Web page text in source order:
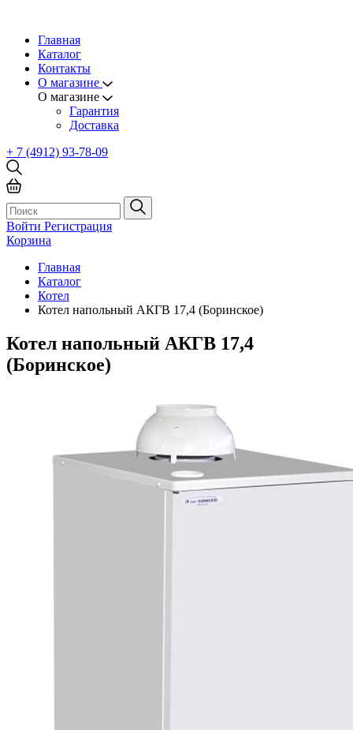
Главная
Каталог
Контакты
О магазине
О магазине
Гарантия
Доставка
+ 7 (4912) 93-78-09
Войти Регистрация
Корзина
Главная
Каталог
Котел
Котел напольный АКГВ 17,4 (Боринское)
Котел напольный АКГВ 17,4
(Боринское)